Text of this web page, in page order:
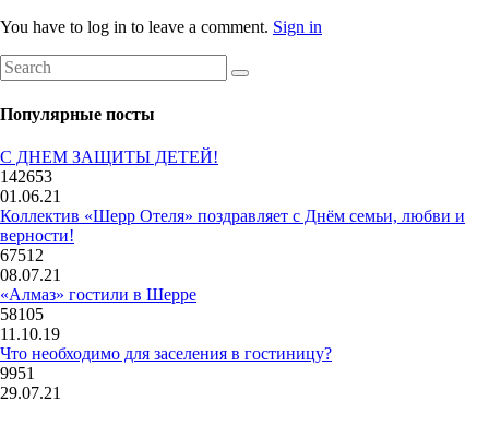
You have to log in to leave a comment. Sign in
Популярные посты
С ДНЕМ ЗАЩИТЫ ДЕТЕЙ!
142653
01.06.21
Коллектив «Шерр Отеля» поздравляет с Днём семьи, любви и
верности!
67512
08.07.21
«Алмаз» гостили в Шерре
58105
11.10.19
Что необходимо для заселения в гостиницу?
9951
29.07.21